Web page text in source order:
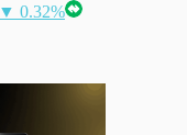
▼ 0.32%